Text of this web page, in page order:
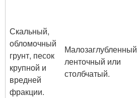
Скальный,
обломочный
грунт, песок
крупной и
вредней
фракции.
Малозаглубленный
ленточный или
столбчатый.